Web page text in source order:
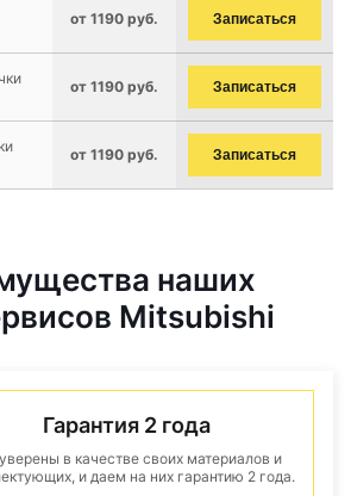
от 1190 руб. Записаться
от 1190 руб. Записаться
от 1190 руб. Записаться
наших
Mitsubishi
Гарантия 2 года
в качестве своих материалов и
и даем на них гарантию 2 года.